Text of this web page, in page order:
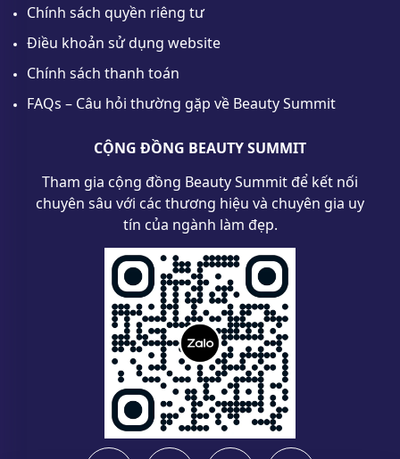
Chính sách quyền riêng tư
Điều khoản sử dụng website
Chính sách thanh toán
FAQs – Câu hỏi thường gặp về Beauty Summit
CỘNG ĐỒNG BEAUTY SUMMIT
Tham gia cộng đồng Beauty Summit để kết nối
chuyên sâu với các thương hiệu và chuyên gia uy
tín của ngành làm đẹp.